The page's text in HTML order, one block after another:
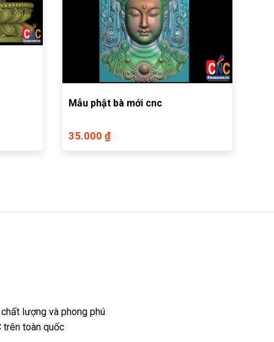
Mẫu phật bà mới cnc
35.000 ₫
lượng và phong phú
trên toàn quốc